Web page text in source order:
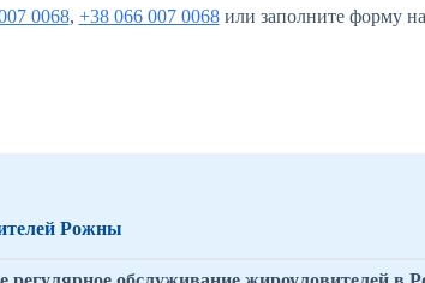
0068, +38 066 007 0068или заполните форму на
Рожны